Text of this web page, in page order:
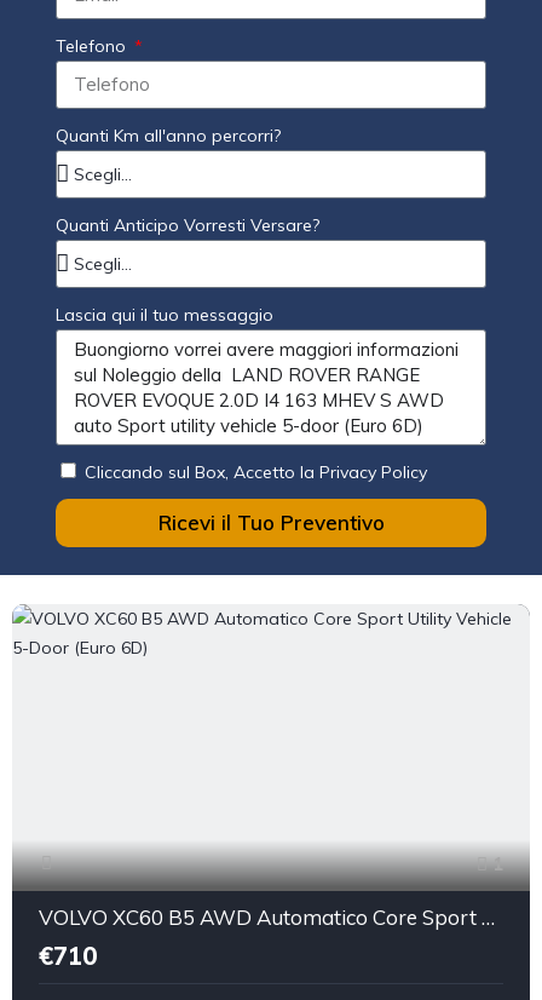
Telefono
Quanti Km all'anno percorri?
Quanti Anticipo Vorresti Versare?
Lascia qui il tuo messaggio
Cliccando sul Box, Accetto la Privacy Policy
Ricevi il Tuo Preventivo
1
VOLVO XC60 B5 AWD Automatico Core Sport Utility Vehicle 5-Door (Euro 6D)
€710